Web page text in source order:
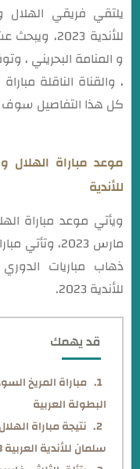
يلتقي فريقي
للأندية
و المنامة البحريني ،
، والقناة الناقلة
كل هذا التفاصيل سوف
موعد مباراة
للأندية
مارس 2023،
ذهاب مباريات
للأندية 2023.
قد يهمك
مباراة المريخ
البطولة العربية
نتيجة مباراة
سلمان للأندية العربية 2023